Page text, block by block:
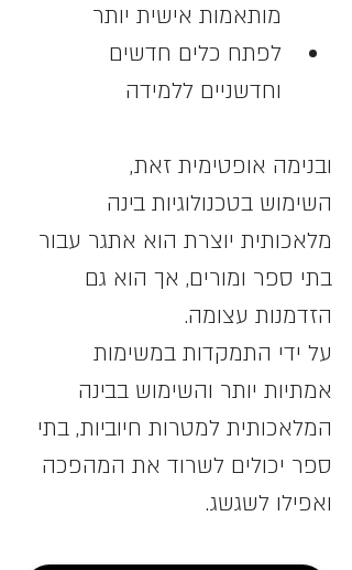
מותאמות אישית יותר
לפתח כלים חדשים
וחדשניים ללמידה
ובנימה אופטימית זאת,
השימוש בטכנולוגיות בינה
מלאכותית יוצרת הוא אתגר עבור
בתי ספר ומורים, אך הוא גם
הזדמנות עצומה.
על ידי התמקדות במשימות
אמתיות יותר והשימוש בבינה
המלאכותית למטרות חיוביות, בתי
ספר יכולים לשרוד את המהפכה
ואפילו לשגשג.